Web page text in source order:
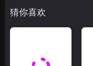
猜你喜欢